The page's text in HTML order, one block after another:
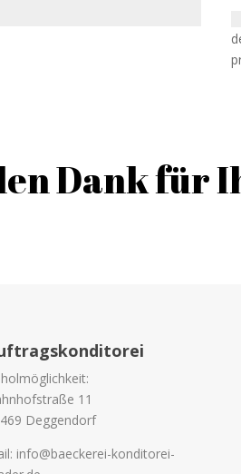
Dank für
11
Deggendorf
info@baeckerei-konditorei-